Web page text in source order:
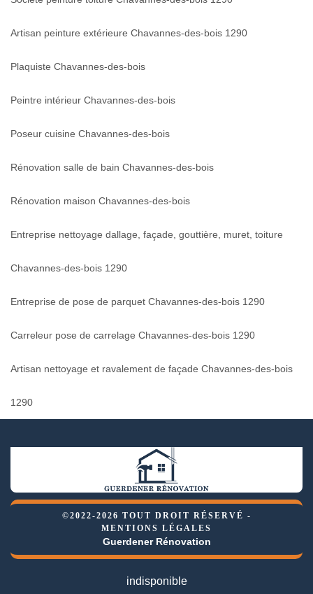
Artisan peinture extérieure Chavannes-des-bois 1290
Plaquiste Chavannes-des-bois
Peintre intérieur Chavannes-des-bois
Poseur cuisine Chavannes-des-bois
Rénovation salle de bain Chavannes-des-bois
Rénovation maison Chavannes-des-bois
Entreprise nettoyage dallage, façade, gouttière, muret, toiture
Chavannes-des-bois 1290
Entreprise de pose de parquet Chavannes-des-bois 1290
Carreleur pose de carrelage Chavannes-des-bois 1290
Artisan nettoyage et ravalement de façade Chavannes-des-bois
1290
©2022-2026 TOUT DROIT RÉSERVÉ -
MENTIONS LÉGALES
Guerdener Rénovation
indisponible